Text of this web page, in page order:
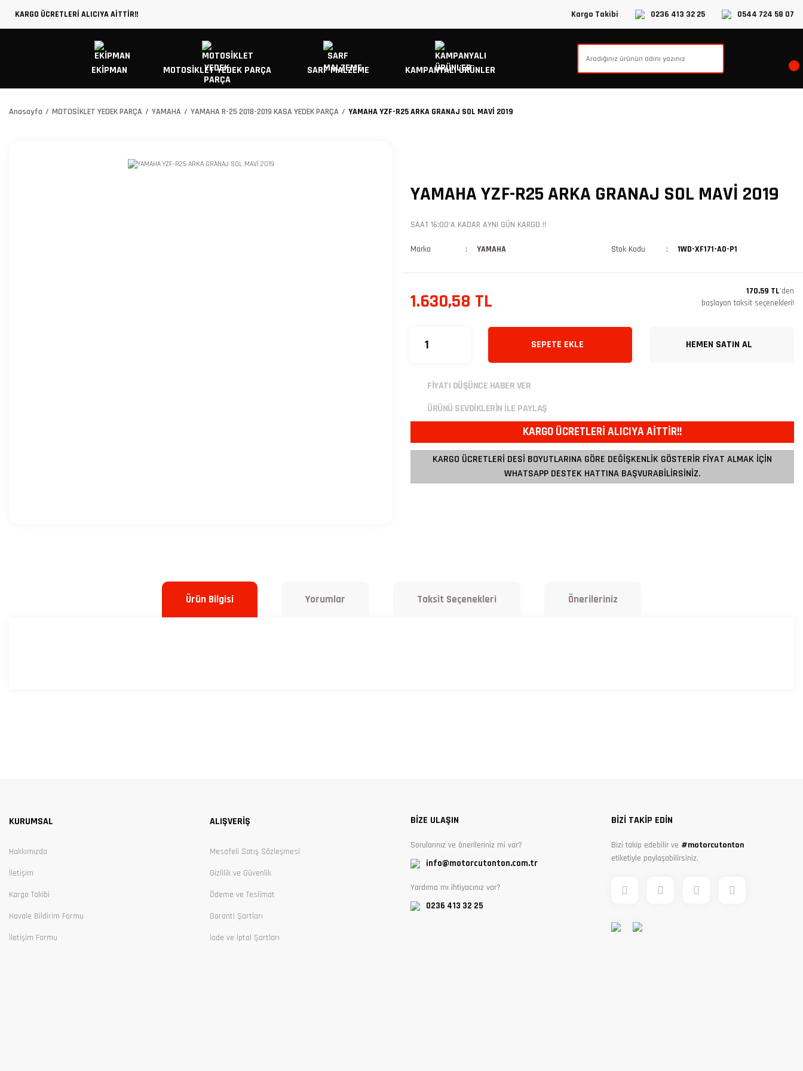
KARGO ÜCRETLERİ ALICIYA AİTTİR!! Kargo Takibi 0236 413 32 25 0544 724 58 07
EKİPMAN MOTOSİKLET YEDEK PARÇA SARF MALZEME KAMPANYALI ÜRÜNLER
Anasayfa MOTOSİKLET YEDEK PARÇA YAMAHA YAMAHA R-25 2018-2019 KASA YEDEK PARÇA YAMAHA YZF-R25 ARKA GRANAJ SOL MAVİ 2019
YAMAHA YZF-R25 ARKA GRANAJ SOL MAVİ 2019
SAAT 16:00'A KADAR AYNI GÜN KARGO !!
Marka YAMAHA Stok Kodu 1WD-XF171-A0-P1
1.630,58 TL 170,59 TL’den
başlayan taksit seçenekleri!
SEPETE EKLE HEMEN SATIN AL
FİYATI DÜŞÜNCE HABER VER
ÜRÜNÜ SEVDİKLERİN İLE PAYLAŞ
KARGO ÜCRETLERİ ALICIYA AİTTİR!!
KARGO ÜCRETLERİ DESİ BOYUTLARINA GÖRE DEĞİŞKENLİK GÖSTERİR FİYAT ALMAK İÇİN
WHATSAPP DESTEK HATTINA BAŞVURABİLİRSİNİZ.
Ürün Bilgisi Yorumlar Taksit Seçenekleri Önerileriniz
KURUMSAL
Hakkımızda
İletişim
Kargo Takibi
Havale Bildirim Formu
İletişim Formu
ALIŞVERİŞ
Mesafeli Satış Sözleşmesi
Gizlilik ve Güvenlik
Ödeme ve Teslimat
Garanti Şartları
İade ve İptal Şartları
BİZE ULAŞIN
Sorularınız ve önerileriniz mi var?
info@motorcutonton.com.tr
Yardıma mı ihtiyacınız var?
0236 413 32 25
BİZİ TAKİP EDİN
Bizi takip edebilir ve #motorcutonton
etiketiyle paylaşabilirsiniz.